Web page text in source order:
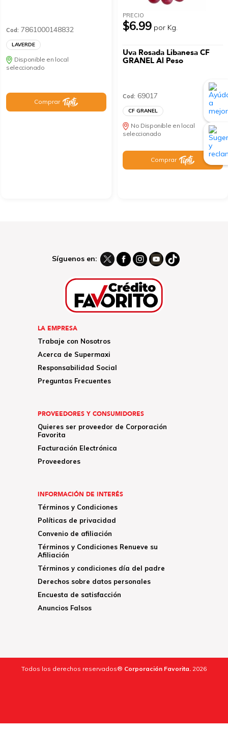
Cod: 7861000148832
LAVERDE
Disponible en local
seleccionado
Comprar
PRECIO
$6.99 por Kg.
Uva Rosada Libanesa CF
GRANEL Al Peso
Cod: 69017
CF GRANEL
No Disponible en local
seleccionado
Comprar
Síguenos en:
LA EMPRESA
Trabaje con Nosotros
Acerca de Supermaxi
Responsabilidad Social
Preguntas Frecuentes
PROVEEDORES Y CONSUMIDORES
Quieres ser proveedor de Corporación
Favorita
Facturación Electrónica
Proveedores
INFORMACIÓN DE INTERÉS
Términos y Condiciones
Políticas de privacidad
Convenio de afiliación
Términos y Condiciones Renueve su
Afiliación
Términos y condiciones día del padre
Derechos sobre datos personales
Encuesta de satisfacción
Anuncios Falsos
Todos los derechos reservados® Corporación Favorita. 2026